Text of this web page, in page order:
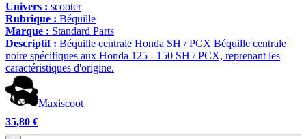
Univers : scooter
Rubrique : Béquille
Marque : Standard Parts
Descriptif : Béquille centrale Honda SH / PCX Béquille centrale
noire spécifiques aux Honda 125 - 150 SH / PCX, reprenant les
caractéristiques d'origine.
Maxiscoot
35,80 €